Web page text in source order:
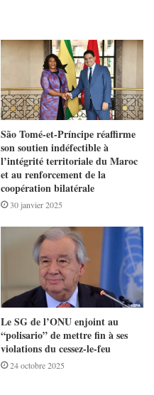
São Tomé-et-Príncipe réaffirme
son soutien indéfectible à
l’intégrité territoriale du Maroc
et au renforcement de la
coopération bilatérale
30 janvier 2025
Le SG de l’ONU enjoint au
“polisario” de mettre fin à ses
violations du cessez-le-feu
24 octobre 2025